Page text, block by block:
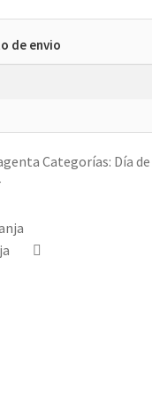
de envio
Categorías: Día